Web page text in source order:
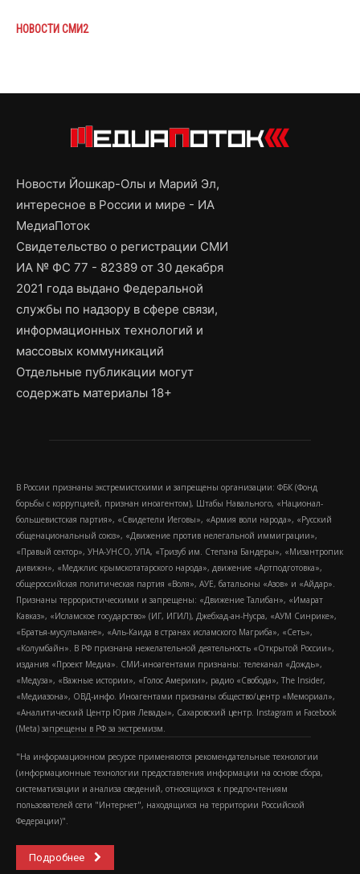
НОВОСТИ СМИ2
Новости Йошкар-Олы и Марий Эл,
интересное в России и мире - ИА
МедиаПоток
Свидетельство о регистрации СМИ
ИА № ФС 77 - 82389 от 30 декабря
2021 года выдано Федеральной
службы по надзору в сфере связи,
информационных технологий и
массовых коммуникаций
Отдельные публикации могут
содержать материалы 18+
В России признаны экстремистскими и запрещены организации: ФБК (Фонд
борьбы с коррупцией, признан иноагентом), Штабы Навального, «Национал-
большевистская партия», «Свидетели Иеговы», «Армия воли народа», «Русский
общенациональный союз», «Движение против нелегальной иммиграции»,
«Правый сектор», УНА-УНСО, УПА, «Тризуб им. Степана Бандеры», «Мизантропик
дивижн», «Меджлис крымскотатарского народа», движение «Артподготовка»,
общероссийская политическая партия «Воля», АУЕ, батальоны «Азов» и «Айдар».
Признаны террористическими и запрещены: «Движение Талибан», «Имарат
Кавказ», «Исламское государство» (ИГ, ИГИЛ), Джебхад-ан-Нусра, «АУМ Синрике»,
«Братья-мусульмане», «Аль-Каида в странах исламского Магриба», «Сеть»,
«Колумбайн». В РФ признана нежелательной деятельность «Открытой России»,
издания «Проект Медиа». СМИ-иноагентами признаны: телеканал «Дождь»,
«Медуза», «Важные истории», «Голос Америки», радио «Свобода», The Insider,
«Медиазона», ОВД-инфо. Иноагентами признаны общество/центр «Мемориал»,
«Аналитический Центр Юрия Левады», Сахаровский центр. Instagram и Facebook
(Metа) запрещены в РФ за экстремизм.
"На информационном ресурсе применяются рекомендательные технологии
(информационные технологии предоставления информации на основе сбора,
систематизации и анализа сведений, относящихся к предпочтениям
пользователей сети "Интернет", находящихся на территории Российской
Федерации)".
Подробнее